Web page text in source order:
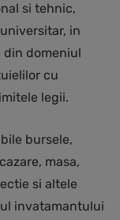
si tehnic,
in
domeniul
cu
legii.
bursele,
masa,
si altele
invatamantului